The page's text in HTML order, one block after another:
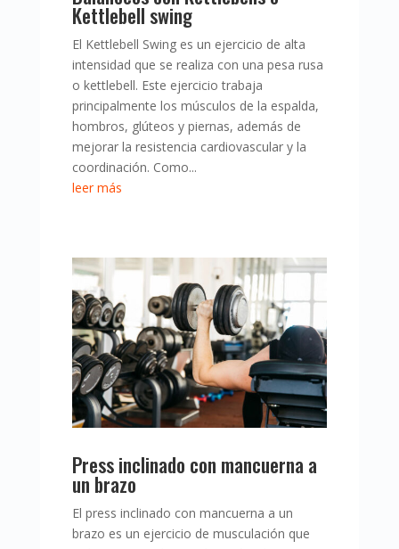
Kettlebell swing
El Kettlebell Swing es un ejercicio de alta
intensidad que se realiza con una pesa rusa
o kettlebell. Este ejercicio trabaja
principalmente los músculos de la espalda,
hombros, glúteos y piernas, además de
mejorar la resistencia cardiovascular y la
coordinación. Como...
leer más
Press inclinado con mancuerna a
un brazo
El press inclinado con mancuerna a un
brazo es un ejercicio de musculación que